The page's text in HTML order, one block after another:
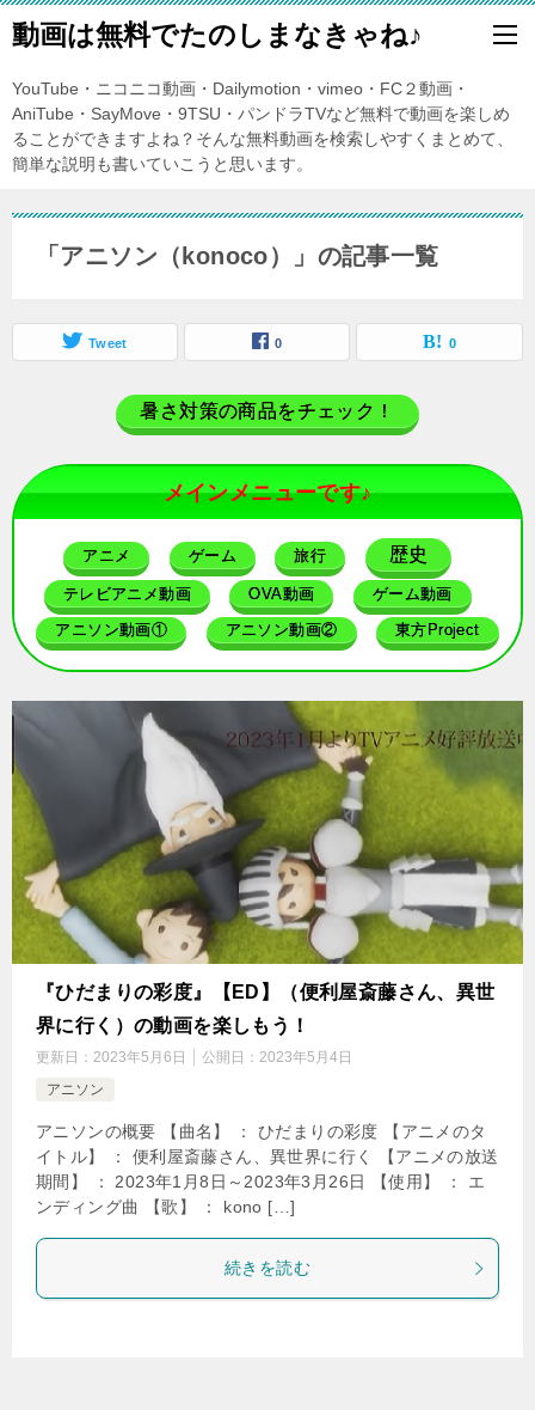
動画は無料でたのしまなきゃね♪
YouTube・ニコニコ動画・Dailymotion・vimeo・FC２動画・
AniTube・SayMove・9TSU・パンドラTVなど無料で動画を楽しめ
ることができますよね？そんな無料動画を検索しやすくまとめて、
簡単な説明も書いていこうと思います。
「アニソン（konoco）」の記事一覧
Tweet 0 0
暑さ対策の商品をチェック！
メインメニューです♪
アニメ ゲーム 旅行 歴史
テレビアニメ動画 OVA動画 ゲーム動画
アニソン動画① アニソン動画② 東方Project
『ひだまりの彩度』【ED】（便利屋斎藤さん、異世
界に行く）の動画を楽しもう！
更新日： 2023年5月6日 公開日： 2023年5月4日
アニソン
アニソンの概要 【曲名】 ： ひだまりの彩度 【アニメのタ
イトル】 ： 便利屋斎藤さん、異世界に行く 【アニメの放送
期間】 ： 2023年1月8日～2023年3月26日 【使用】 ： エ
ンディング曲 【歌】 ： kono […]
続きを読む